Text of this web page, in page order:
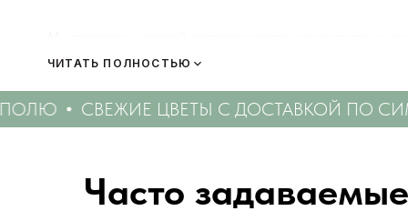
есть в наличии на момент нужной даты доставки.
Вами сразу свяжется наш администратор для уточнения
и видео непосредственно того букета, который наш
ЧИТАТЬ ПОЛНОСТЬЮ
СВЕЖИЕ ЦВЕТЫ С ДОСТАВКОЙ ПО
Часто